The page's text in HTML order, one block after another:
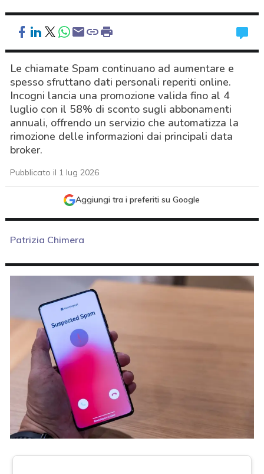
Le chiamate Spam continuano ad aumentare e
spesso sfruttano dati personali reperiti online.
Incogni lancia una promozione valida fino al 4
luglio con il 58% di sconto sugli abbonamenti
annuali, offrendo un servizio che automatizza la
rimozione delle informazioni dai principali data
broker.
Pubblicato il 1 lug 2026
Aggiungi tra i preferiti su Google
Patrizia Chimera